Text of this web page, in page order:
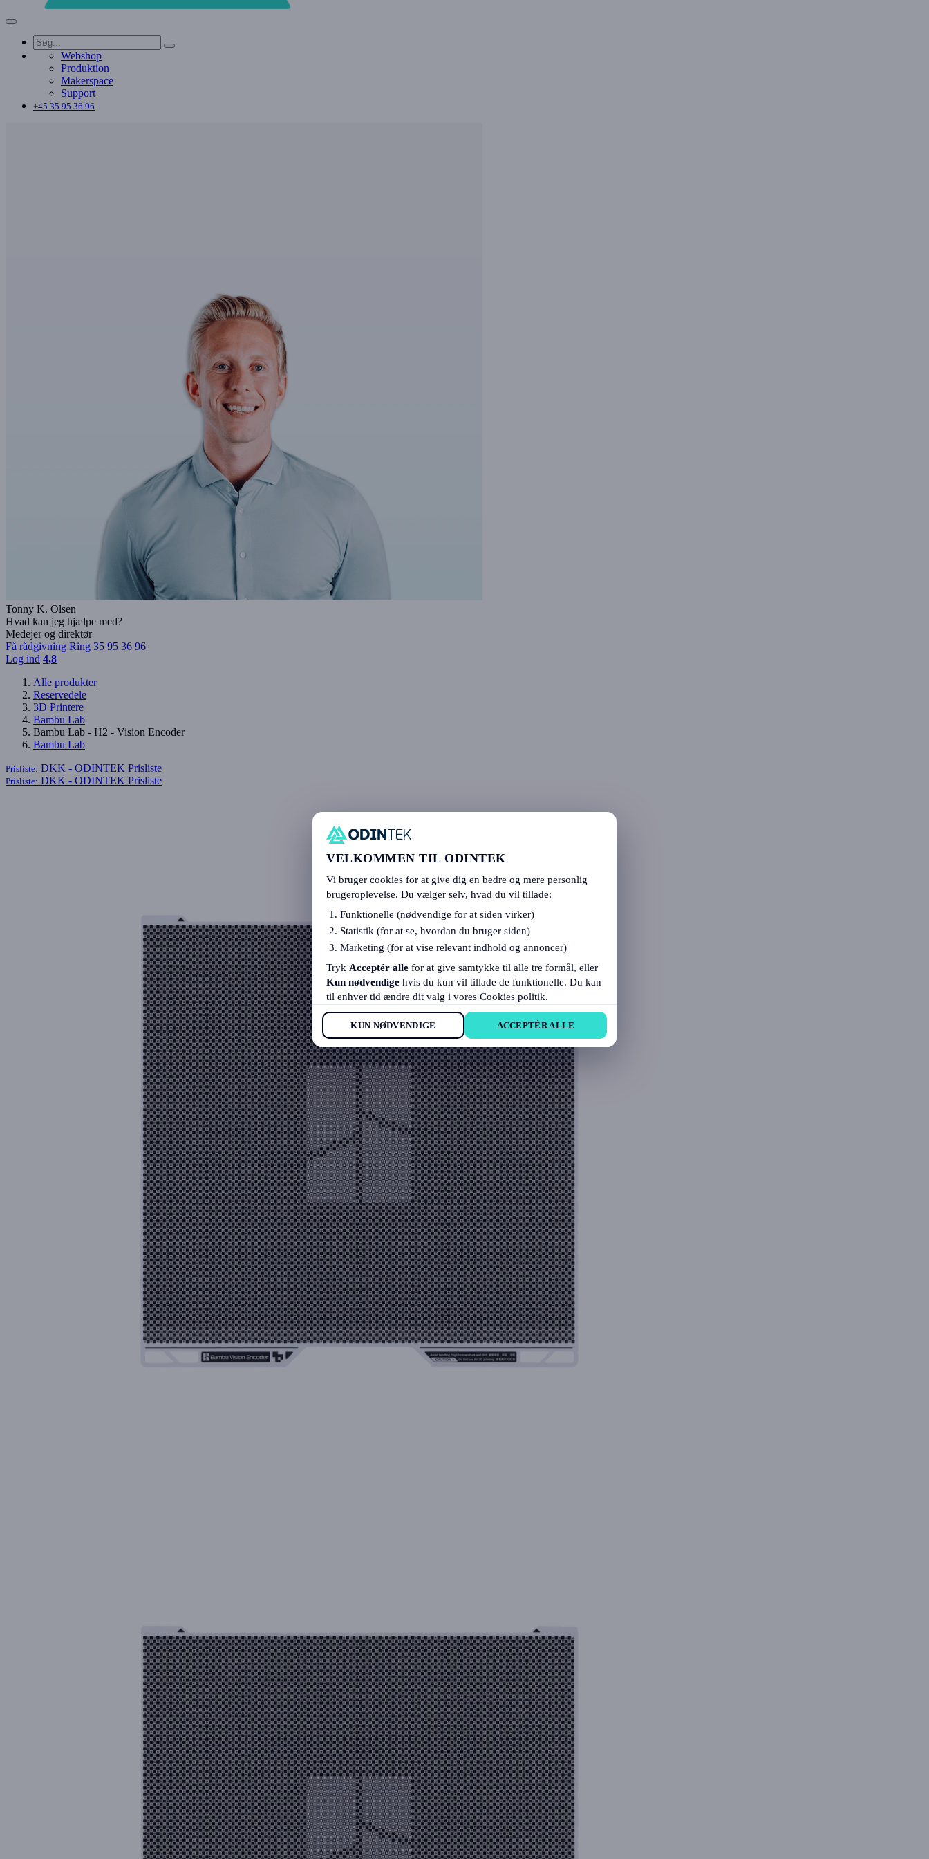
Webshop
Produktion
Makerspace
Support
+45 35 95 36 96
Tonny K. Olsen
Hvad kan jeg hjælpe med?
Medejer og direktør
Få rådgivning Ring 35 95 36 96
Log ind 4,8
Alle produkter
Reservedele
3D Printere
Bambu Lab
Bambu Lab - H2 - Vision Encoder
Bambu Lab
Prisliste: DKK - ODINTEK Prisliste
Prisliste: DKK - ODINTEK Prisliste
VELKOMMEN TIL ODINTEK
Vi bruger cookies for at give dig en bedre og mere personlig
brugeroplevelse. Du vælger selv, hvad du vil tillade:
Funktionelle (nødvendige for at siden virker)
Statistik (for at se, hvordan du bruger siden)
Marketing (for at vise relevant indhold og annoncer)
Tryk Acceptér alle for at give samtykke til alle tre formål, eller
Kun nødvendige hvis du kun vil tillade de funktionelle. Du kan
til enhver tid ændre dit valg i vores Cookies politik.
KUN NØDVENDIGE ACCEPTÉR ALLE